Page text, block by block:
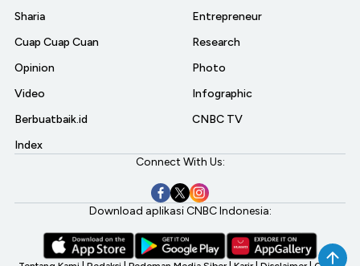
Sharia
Cuap Cuap Cuan
Opinion
Video
Berbuatbaik.id
Index
Entrepreneur
Research
Photo
Infographic
CNBC TV
Connect With Us:
Download aplikasi CNBC Indonesia: